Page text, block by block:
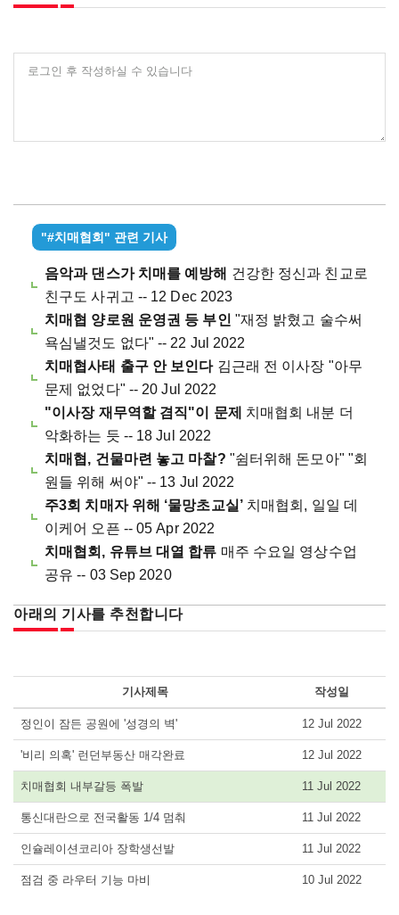
로그인 후 작성하실 수 있습니다
"#치매협회" 관련 기사
음악과 댄스가 치매를 예방해 건강한 정신과 친교로
친구도 사귀고 -- 12 Dec 2023
치매협 양로원 운영권 등 부인 "재정 밝혔고 술수써
욕심낼것도 없다" -- 22 Jul 2022
치매협사태 출구 안 보인다김근래 전 이사장 "아무
문제 없었다" -- 20 Jul 2022
"이사장 재무역할 겸직"이 문제
치매협회 내분 더
악화하는 듯 -- 18 Jul 2022
치매협, 건물마련 놓고 마찰? "쉼터위해 돈모아" "회
원들 위해 써야" -- 13 Jul 2022
주3회 치매자 위해 ‘물망초교실’ 치매협회, 일일 데
이케어 오픈 -- 05 Apr 2022
치매협회, 유튜브 대열 합류 매주 수요일 영상수업
공유 -- 03 Sep 2020
아래의 기사를 추천합니다
기사제목 작성일
정인이 잠든 공원에 '성경의 벽' 12 Jul 2022
'비리 의혹' 런던부동산 매각완료 12 Jul 2022
치매협회 내부갈등 폭발 11 Jul 2022
통신대란으로 전국활동 1/4 멈춰 11 Jul 2022
인슐레이션코리아 장학생선발 11 Jul 2022
점검 중 라우터 기능 마비 10 Jul 2022